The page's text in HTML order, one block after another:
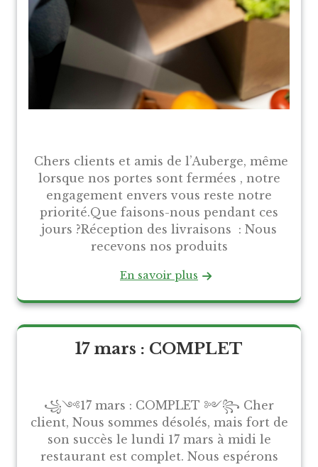
Chers clients et amis de l’Auberge, même
lorsque nos portes sont fermées , notre
engagement envers vous reste notre
priorité.Que faisons-nous pendant ces
jours ?Réception des livraisons : Nous
recevons nos produits
En savoir plus
17 mars : COMPLET
꧁༺17 mars : COMPLET ༻꧂ Cher
client, Nous sommes désolés, mais fort de
son succès le lundi 17 mars à midi le
restaurant est complet. Nous espérons